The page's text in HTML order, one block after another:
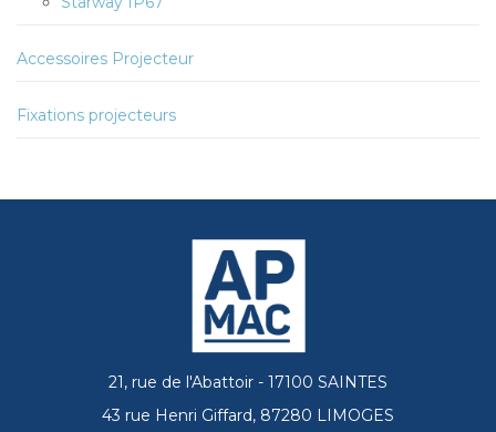
Accessoires Projecteur
Fixations projecteurs
21, rue de l'Abattoir - 17100 SAINTES
43 rue Henri Giffard, 87280 LIMOGES